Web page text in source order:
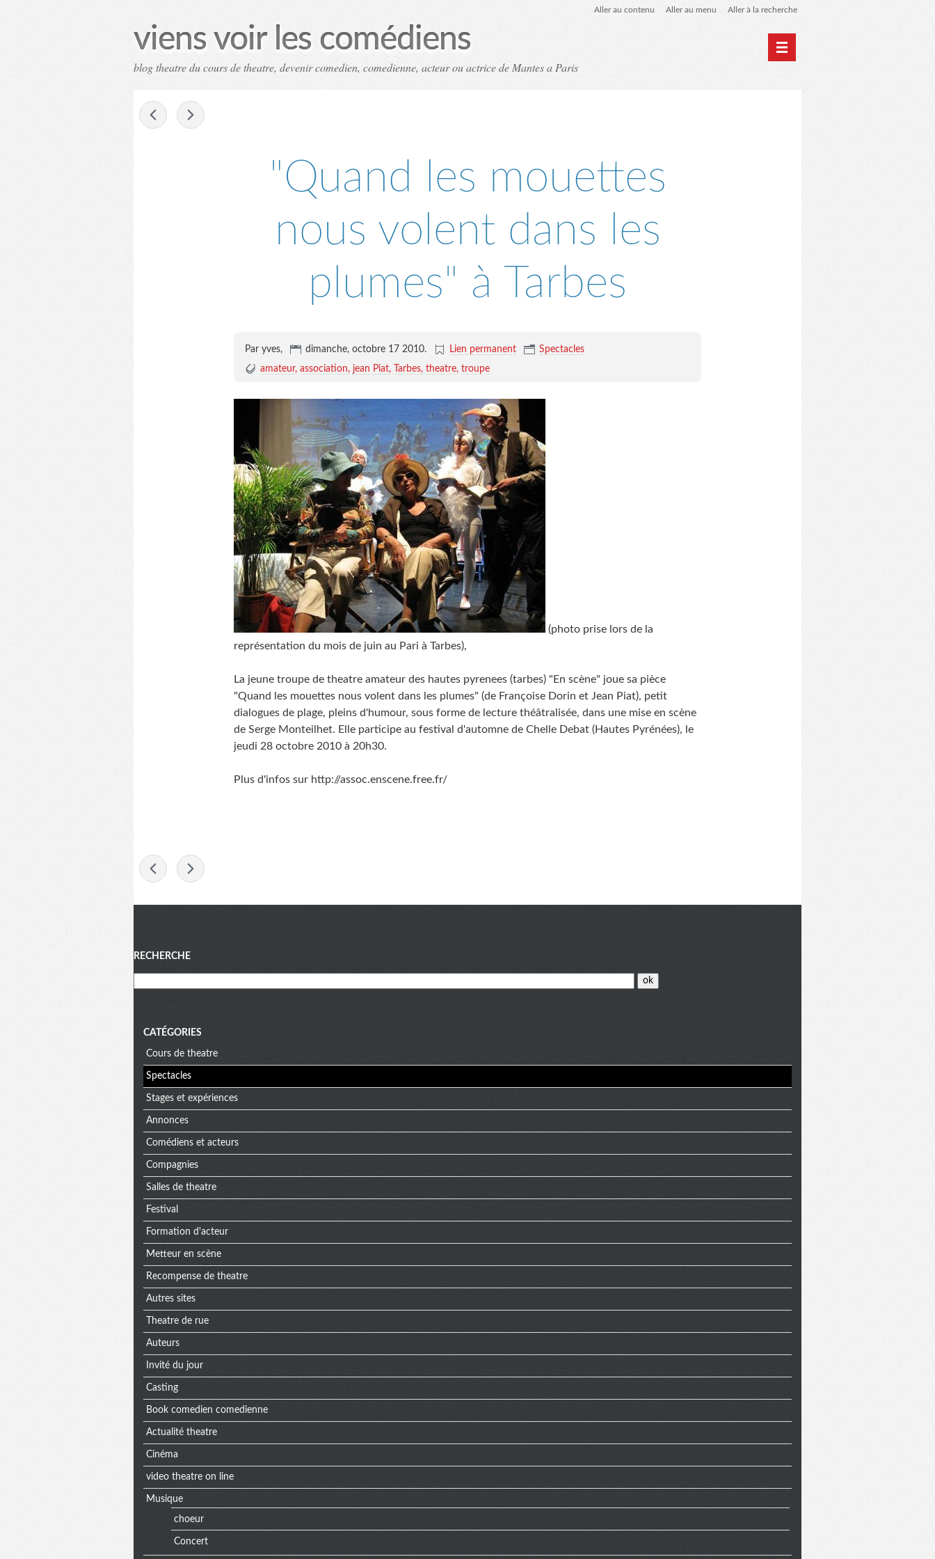
Aller au contenu Aller au menu Aller à la recherche
viens voir les comédiens
blog theatre du cours de theatre, devenir comedien, comedienne, acteur ou actrice de Mantes a Paris
"Quand les mouettes
nous volent dans les
plumes" à Tarbes
Par yves, dimanche, octobre 17 2010. Lien permanent
Spectacles
amateur association jean Piat Tarbes theatre troupe
(photo prise lors de la
représentation du mois de juin au Pari à Tarbes),
La jeune troupe de theatre amateur des hautes pyrenees (tarbes) "En scène" joue sa pièce
"Quand les mouettes nous volent dans les plumes" (de Françoise Dorin et Jean Piat), petit
dialogues de plage, pleins d'humour, sous forme de lecture théâtralisée, dans une mise en scène
de Serge Monteilhet. Elle participe au festival d'automne de Chelle Debat (Hautes Pyrénées), le
jeudi 28 octobre 2010 à 20h30.
Plus d'infos sur http://assoc.enscene.free.fr/
Menu
RECHERCHE
CATÉGORIES
Cours de theatre
Spectacles
Stages et expériences
Annonces
Comédiens et acteurs
Compagnies
Salles de theatre
Festival
Formation d'acteur
Metteur en scène
Recompense de theatre
Autres sites
Theatre de rue
Auteurs
Invité du jour
Casting
Book comedien comedienne
Actualité theatre
Cinéma
video theatre on line
Musique
choeur
Concert